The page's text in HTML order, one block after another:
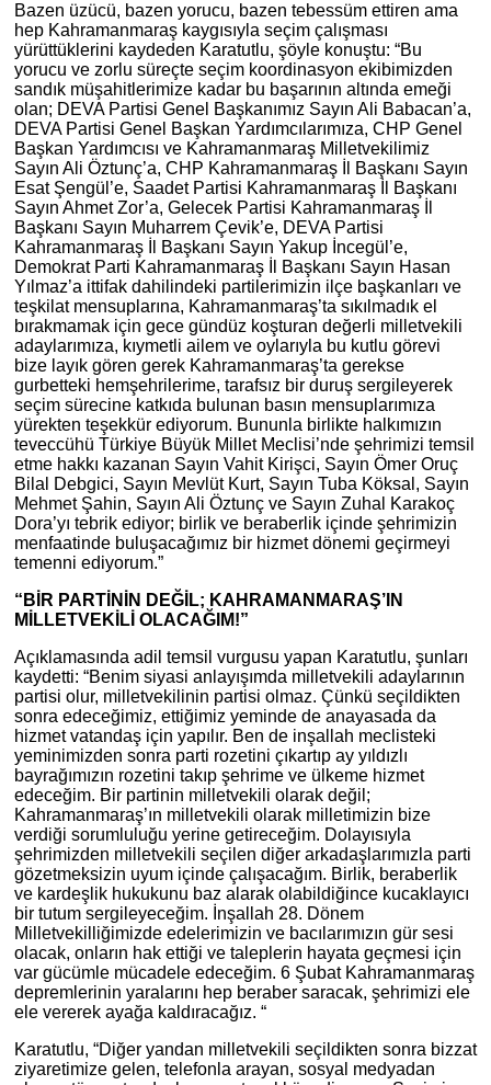
Bazen üzücü, bazen yorucu, bazen tebessüm ettiren ama
hep Kahramanmaraş kaygısıyla seçim çalışması
yürüttüklerini kaydeden Karatutlu, şöyle konuştu: “Bu
yorucu ve zorlu süreçte seçim koordinasyon ekibimizden
sandık müşahitlerimize kadar bu başarının altında emeği
olan; DEVA Partisi Genel Başkanımız Sayın Ali Babacan’a,
DEVA Partisi Genel Başkan Yardımcılarımıza, CHP Genel
Başkan Yardımcısı ve Kahramanmaraş Milletvekilimiz
Sayın Ali Öztunç’a, CHP Kahramanmaraş İl Başkanı Sayın
Esat Şengül’e, Saadet Partisi Kahramanmaraş İl Başkanı
Sayın Ahmet Zor’a, Gelecek Partisi Kahramanmaraş İl
Başkanı Sayın Muharrem Çevik’e, DEVA Partisi
Kahramanmaraş İl Başkanı Sayın Yakup İncegül’e,
Demokrat Parti Kahramanmaraş İl Başkanı Sayın Hasan
Yılmaz’a ittifak dahilindeki partilerimizin ilçe başkanları ve
teşkilat mensuplarına, Kahramanmaraş’ta sıkılmadık el
bırakmamak için gece gündüz koşturan değerli milletvekili
adaylarımıza, kıymetli ailem ve oylarıyla bu kutlu görevi
bize layık gören gerek Kahramanmaraş’ta gerekse
gurbetteki hemşehrilerime, tarafsız bir duruş sergileyerek
seçim sürecine katkıda bulunan basın mensuplarımıza
yürekten teşekkür ediyorum. Bununla birlikte halkımızın
teveccühü Türkiye Büyük Millet Meclisi’nde şehrimizi temsil
etme hakkı kazanan Sayın Vahit Kirişci, Sayın Ömer Oruç
Bilal Debgici, Sayın Mevlüt Kurt, Sayın Tuba Köksal, Sayın
Mehmet Şahin, Sayın Ali Öztunç ve Sayın Zuhal Karakoç
Dora’yı tebrik ediyor; birlik ve beraberlik içinde şehrimizin
menfaatinde buluşacağımız bir hizmet dönemi geçirmeyi
temenni ediyorum.”
“BİR PARTİNİN DEĞİL; KAHRAMANMARAŞ’IN
MİLLETVEKİLİ OLACAĞIM!”
Açıklamasında adil temsil vurgusu yapan Karatutlu, şunları
kaydetti: “Benim siyasi anlayışımda milletvekili adaylarının
partisi olur, milletvekilinin partisi olmaz. Çünkü seçildikten
sonra edeceğimiz, ettiğimiz yeminde de anayasada da
hizmet vatandaş için yapılır. Ben de inşallah meclisteki
yeminimizden sonra parti rozetini çıkartıp ay yıldızlı
bayrağımızın rozetini takıp şehrime ve ülkeme hizmet
edeceğim. Bir partinin milletvekili olarak değil;
Kahramanmaraş’ın milletvekili olarak milletimizin bize
verdiği sorumluluğu yerine getireceğim. Dolayısıyla
şehrimizden milletvekili seçilen diğer arkadaşlarımızla parti
gözetmeksizin uyum içinde çalışacağım. Birlik, beraberlik
ve kardeşlik hukukunu baz alarak olabildiğince kucaklayıcı
bir tutum sergileyeceğim. İnşallah 28. Dönem
Milletvekilliğimizde edelerimizin ve bacılarımızın gür sesi
olacak, onların hak ettiği ve taleplerin hayata geçmesi için
var gücümle mücadele edeceğim. 6 Şubat Kahramanmaraş
depremlerinin yaralarını hep beraber saracak, şehrimizi ele
ele vererek ayağa kaldıracağız. “
Karatutlu, “Diğer yandan milletvekili seçildikten sonra bizzat
ziyaretimize gelen, telefonla arayan, sosyal medyadan